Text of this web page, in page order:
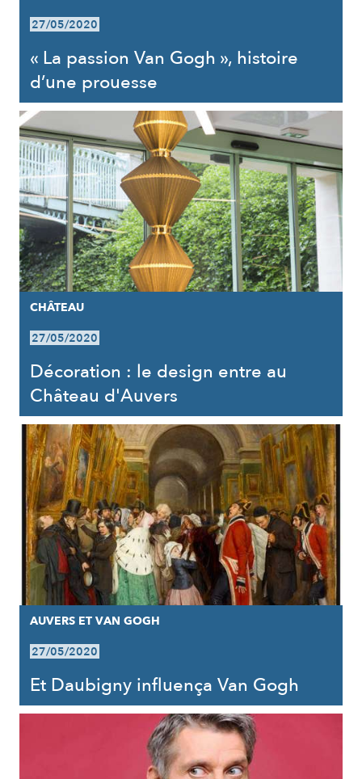
27/05/2020
« La passion Van Gogh », histoire
d’une prouesse
CHÂTEAU
27/05/2020
Décoration : le design entre au
Château d'Auvers
AUVERS ET VAN GOGH
27/05/2020
Et Daubigny influença Van Gogh